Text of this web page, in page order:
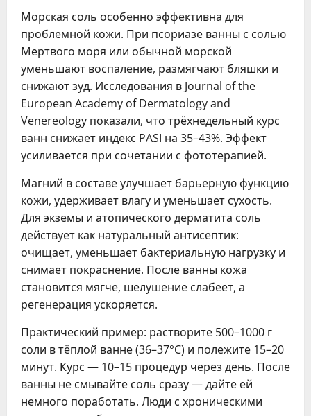
Морская соль особенно эффективна для
проблемной кожи. При псориазе ванны с солью
Мертвого моря или обычной морской
уменьшают воспаление, размягчают бляшки и
снижают зуд. Исследования в Journal of the
European Academy of Dermatology and
Venereology показали, что трёхнедельный курс
ванн снижает индекс PASI на 35–43%. Эффект
усиливается при сочетании с фототерапией.
Магний в составе улучшает барьерную функцию
кожи, удерживает влагу и уменьшает сухость.
Для экземы и атопического дерматита соль
действует как натуральный антисептик:
очищает, уменьшает бактериальную нагрузку и
снимает покраснение. После ванны кожа
становится мягче, шелушение слабеет, а
регенерация ускоряется.
Практический пример: растворите 500–1000 г
соли в тёплой ванне (36–37°C) и полежите 15–20
минут. Курс — 10–15 процедур через день. После
ванны не смывайте соль сразу — дайте ей
немного поработать. Люди с хроническими